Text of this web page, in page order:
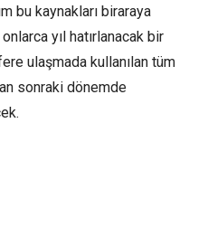
bu kaynakları biraraya
yıl hatırlanacak bir
ulaşmada kullanılan tüm
sonraki dönemde